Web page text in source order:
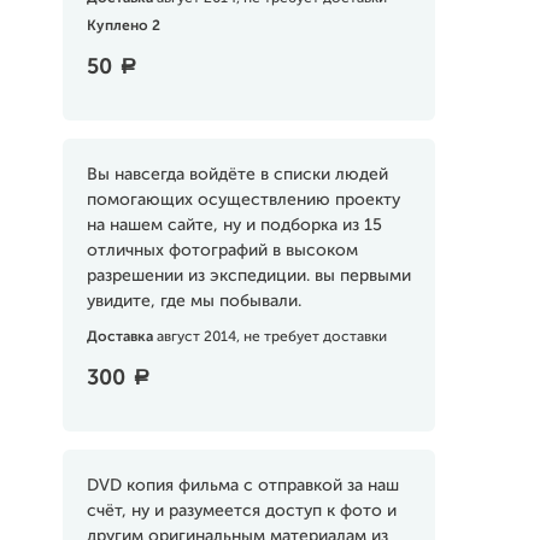
Куплено 2
50 a
Вы навсегда войдёте в списки людей
помогающих осуществлению проекту
на нашем сайте, ну и подборка из 15
отличных фотографий в высоком
разрешении из экспедиции. вы первыми
увидите, где мы побывали.
Доставка август 2014, не требует доставки
300 a
DVD копия фильма с отправкой за наш
счёт, ну и разумеется доступ к фото и
другим оригинальным материалам из